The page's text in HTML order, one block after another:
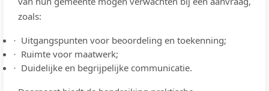
zoals:
· Uitgangspunten voor beoordeling en toekenning;
· Ruimte voor maatwerk;
· Duidelijke en begrijpelijke communicatie.